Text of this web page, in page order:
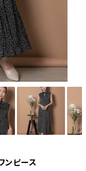
ンピース